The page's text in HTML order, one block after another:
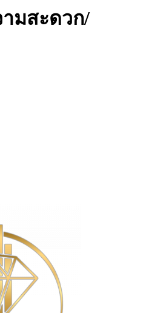
มสะดวก/